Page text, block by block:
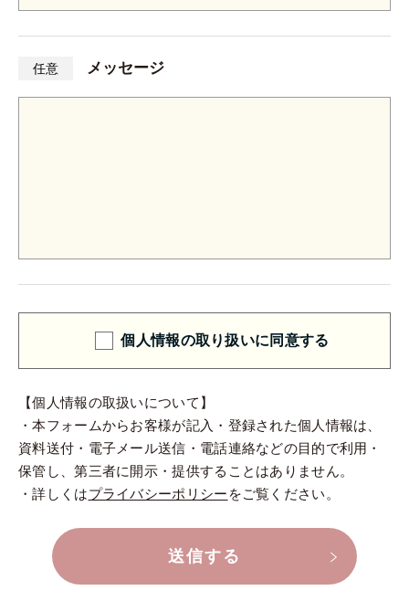
任意 メッセージ
個人情報の取り扱いに同意する
【個人情報の取扱いについて】
・本フォームからお客様が記入・登録された個人情報は、
資料送付・電子メール送信・電話連絡などの目的で利用・
保管し、第三者に開示・提供することはありません。
・詳しくはプライバシーポリシー をご覧ください。
送信する